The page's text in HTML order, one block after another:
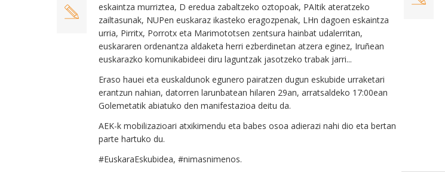
eskaintza murriztea, D eredua zabaltzeko oztopoak, PAItik ateratzeko
zailtasunak, NUPen euskaraz ikasteko eragozpenak, LHn dagoen eskaintza
urria, Pirritx, Porrotx eta Marimototsen zentsura hainbat udalerritan,
euskararen ordenantza aldaketa herri ezberdinetan atzera eginez, Iruñean
euskarazko komunikabideei diru laguntzak jasotzeko trabak jarri...
Eraso hauei eta euskaldunok egunero pairatzen dugun eskubide urraketari
erantzun nahian, datorren larunbatean hilaren 29an, arratsaldeko 17:00ean
Golemetatik abiatuko den manifestazioa deitu da.
AEK-k mobilizazioari atxikimendu eta babes osoa adierazi nahi dio eta bertan
parte hartuko du.
#EuskaraEskubidea, #nimasnimenos.